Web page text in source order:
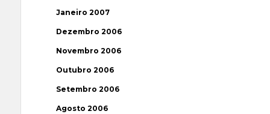
Janeiro 2007
Dezembro 2006
Novembro 2006
Outubro 2006
Setembro 2006
Agosto 2006